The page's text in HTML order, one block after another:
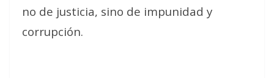
no de justicia, sino de impunidad y
corrupción.